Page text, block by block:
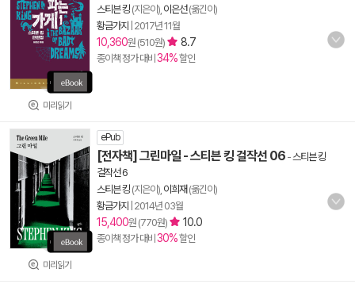
미리읽기
스티븐 킹 (지은이), 이은선(옮긴이)
황금가지
2017년 11월
10,360원 (510원) 8.7
종이책 정가 대비 34%할인
미리읽기
ePub
[전자책] 그린마일 - 스티븐 킹 걸작선 06 -스티븐 킹
걸작선 6
스티븐 킹 (지은이), 이희재 (옮긴이)
황금가지
2014년 03월
15,400원 (770원) 10.0
종이책 정가 대비 30%할인